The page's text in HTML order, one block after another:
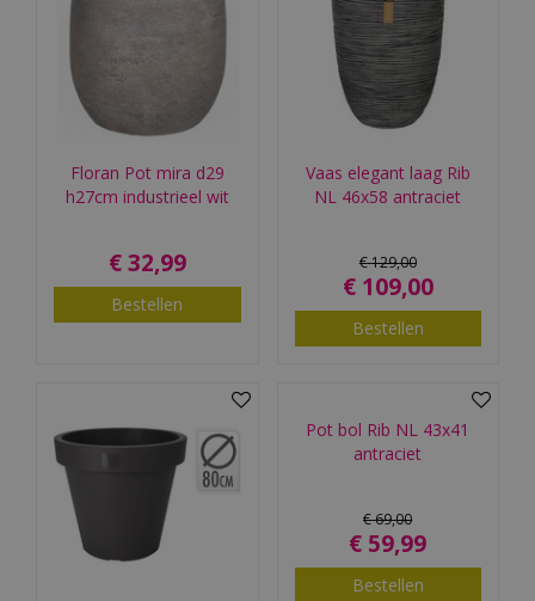
Floran Pot mira d29
h27cm industrieel wit
€ 32,99
Bestellen
Vaas elegant laag Rib
NL 46x58 antraciet
€129,00
€ 109,00
Bestellen
Pot bol Rib NL 43x41
antraciet
€69,00
€ 59,99
Bestellen